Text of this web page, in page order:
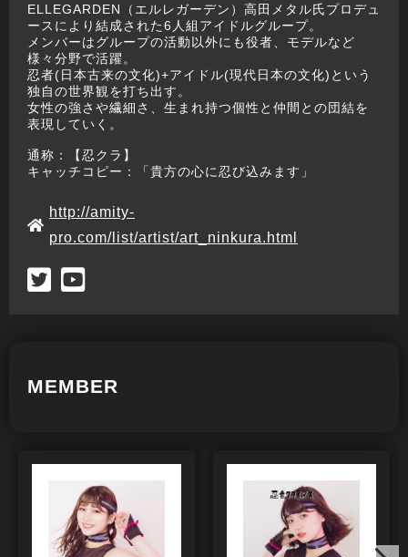
ELLEGARDEN（エルレガーデン）高田メタル氏プロデュ
ースにより結成された6人組アイドルグループ。
メンバーはグループの活動以外にも役者、モデルなど
様々分野で活躍。
忍者(日本古来の文化)+アイドル(現代日本の文化)という
独自の世界観を打ち出す。
女性の強さや繊細さ、生まれ持つ個性と仲間との団結を
表現していく。
通称：【忍クラ】
キャッチコピー：「貴方の心に忍び込みます」
http://amity-
pro.com/list/artist/art_ninkura.html
MEMBER